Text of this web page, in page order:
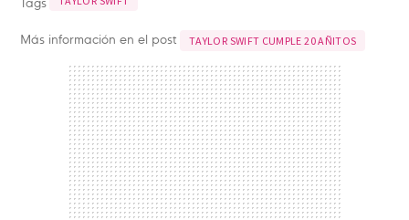
Más información en el post TAYLOR SWIFT CUMPLE 20 AÑITOS